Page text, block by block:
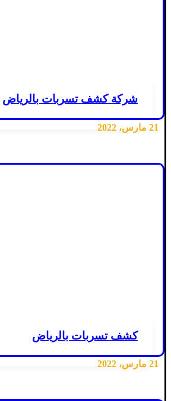
شركة كشف تسربات بالرياض
21 مارس، 2022
كشف تسربات بالرياض
21 مارس، 2022